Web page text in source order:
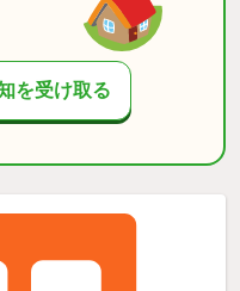
を受け取る